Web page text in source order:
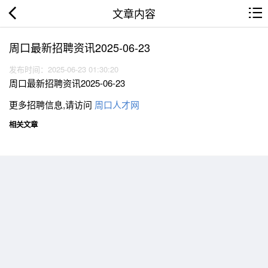
文章内容
周口最新招聘资讯2025-06-23
发布时间：2025-06-23 01:30:20
周口最新招聘资讯2025-06-23
更多招聘信息,请访问 周口人才网
相关文章